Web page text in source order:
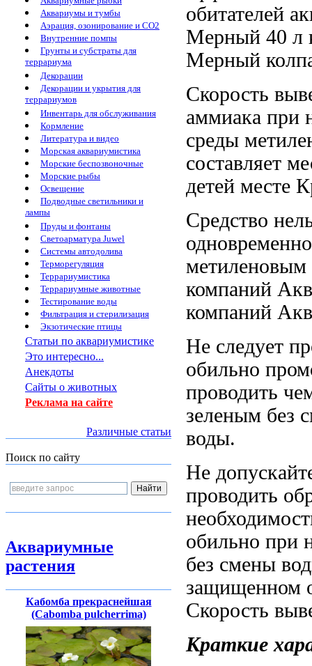
Аквариумы и тумбы
Аэрация, озонирование и CO2
Внутренние помпы
Грунты и субстраты для
террариума
Декорации
Декорации и укрытия для
террариумов
Инвентарь для обслуживания
Кормление
Литература и видео
Морская аквариумистика
Морские беспозвоночные
Морские рыбы
Освещение
Подводные светильники и
лампы
Пруды и фонтаны
Светоарматура Juwel
Системы автодолива
Терморегуляция
Террариумистика
Террариумные животные
Тестирование воды
Фильтрация и стерилизация
Экзотические птицы
Статьи по аквариумистике
Это интересно...
Анекдоты
Сайты о животных
Реклама на сайте
Различные статьи
Поиск по сайту
Аквариумные
растения
Кабомба прекраснейшая
(Cabomba pulcherrima)
обитателей
Мерный 40 л
Мерный
Скорость
аммиака при
среды
составляет
детей месте
Средство
метиленовым
компаний
компаний
Не следует
обильно
проводить
зеленым без
воды.
Не
проводить
обильно при
без смены
защищенном
Скорость
Краткие